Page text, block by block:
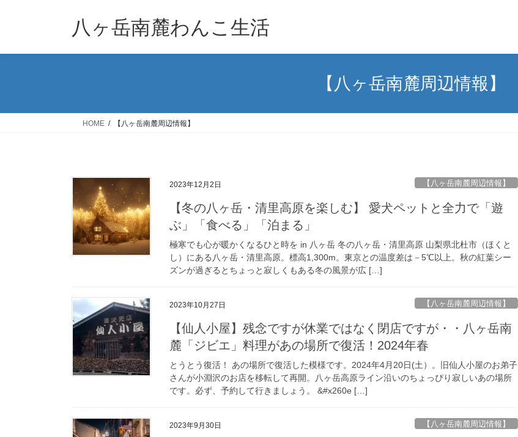
八ヶ岳南麓わんこ生活
【八ヶ岳南麓周辺情報】
HOME 【八ヶ岳南麓周辺情報】
2023年12月2日 【八ヶ岳南麓周辺情報】
【冬の八ヶ岳・清里高原を楽しむ】 愛犬ペットと全力で「遊
ぶ」「食べる」「泊まる」
極寒でも心が暖かくなるひと時を in 八ヶ岳 冬の八ヶ岳・清里高原 山梨県北杜市（ほくと
し）にある八ヶ岳・清里高原。標高1,300m。東京との温度差は－5℃以上。秋の紅葉シー
ズンが過ぎるとちょっと寂しくもある冬の風景が広 […]
2023年10月27日 【八ヶ岳南麓周辺情報】
【仙人小屋】残念ですが休業ではなく閉店ですが・・八ヶ岳南
麓「ジビエ」料理があの場所で復活！2024年春
とうとう復活！ あの場所で復活した模様です。2024年4月20日(土）。旧仙人小屋のお弟子
さんが小淵沢のお店を移転して再開。八ヶ岳高原ライン沿いのちょっぴり寂しいあの場所
です。必ず、予約して行きましょう。 &#x260e […]
2023年9月30日 【八ヶ岳南麓周辺情報】